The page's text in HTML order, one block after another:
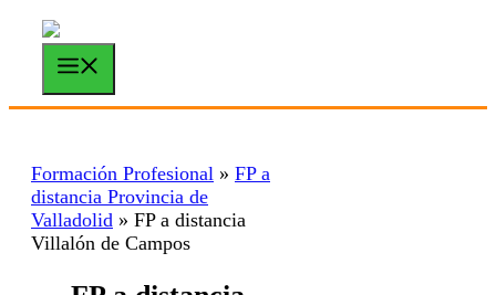
Saltar
contenido
Formación Profesional » FP a
distancia Provincia de
Valladolid » FP a distancia
Villalón de Campos